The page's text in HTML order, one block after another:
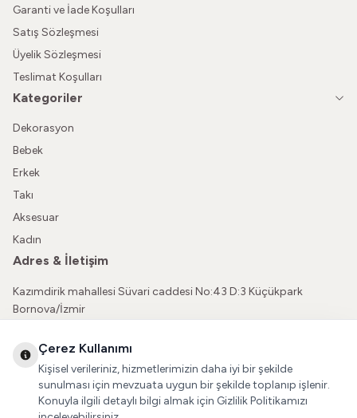
Garanti ve İade Koşulları
Satış Sözleşmesi
Üyelik Sözleşmesi
Teslimat Koşulları
Kategoriler
Dekorasyon
Bebek
Erkek
Takı
Aksesuar
Kadın
Adres & İletişim
Kazımdirik mahallesi Süvari caddesi No:43 D:3 Küçükpark
Bornova/İzmir
vatkaliguve@gmail.com
Sosyal Medya
İnstagram
Çerez Kullanımı
Kişisel verileriniz, hizmetlerimizin daha iyi bir şekilde
sunulması için mevzuata uygun bir şekilde toplanıp işlenir.
Konuyla ilgili detaylı bilgi almak için Gizlilik Politikamızı